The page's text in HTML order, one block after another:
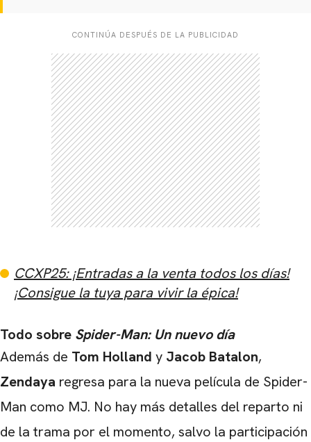
CONTINÚA DESPUÉS DE LA PUBLICIDAD
CCXP25: ¡Entradas a la venta todos los días!
¡Consigue la tuya para vivir la épica!
Todo sobre Spider-Man: Un nuevo día
Además de Tom Holland y Jacob Batalon,
Zendaya regresa para la nueva película de Spider-
Man como MJ. No hay más detalles del reparto ni
de la trama por el momento, salvo la participación
CARREGANDO PUBLICIDADE